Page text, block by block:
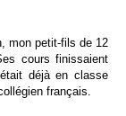
mon petit-fils de 12
cours finissaient
déjà en classe
français.